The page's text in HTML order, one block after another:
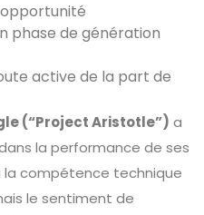
phase de génération
active de la part de
(“Project Aristotle”) a
la performance de ses
la compétence technique
le sentiment de